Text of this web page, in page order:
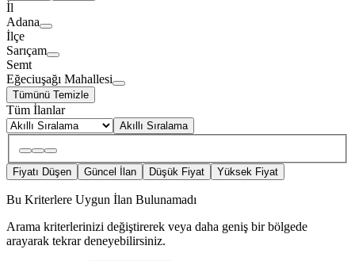
İl
Adana
İlçe
Sarıçam
Semt
Eğeciuşağı Mahallesi
Tümünü Temizle
Tüm İlanlar
Akıllı Sıralama
Fiyatı Düşen Güncel İlan Düşük Fiyat Yüksek Fiyat
Bu Kriterlere Uygun İlan Bulunamadı
Arama kriterlerinizi değiştirerek veya daha geniş bir bölgede
arayarak tekrar deneyebilirsiniz.